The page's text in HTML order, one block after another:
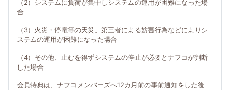
（2）システムに負荷が集中しシステムの運用が困難になった場
合
（3）火災・停電等の天災、第三者による妨害行為などによりシ
ステムの運用が困難になった場合
（4）その他、止むを得ずシステムの停止が必要とナフコが判断
した場合
会員特典は、ナフコメンバーズへ12カ月前の事前通知をした後